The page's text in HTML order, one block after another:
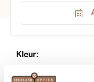
Kleur:
Materiaal: